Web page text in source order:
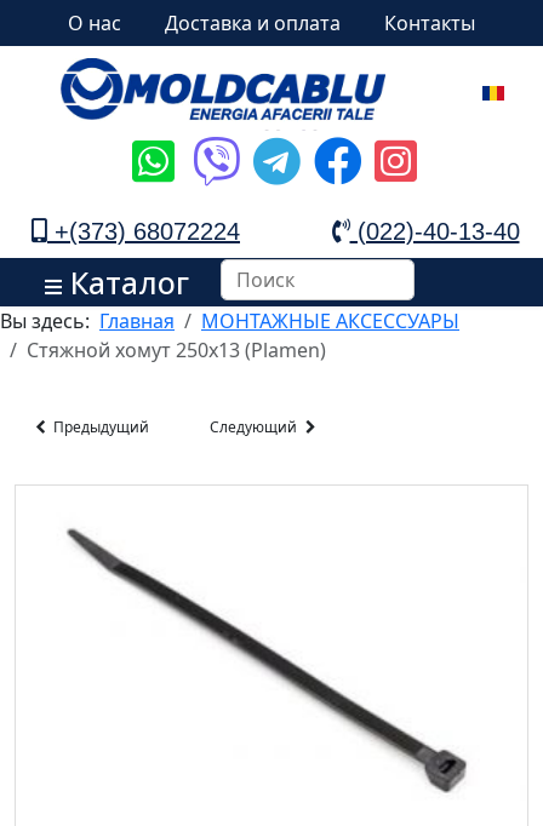
О нас Доставка и оплата Контакты
+(373) 68072224 (022)-40-13-40
Каталог
Вы здесь: Главная
МОНТАЖНЫЕ АКСЕССУАРЫ
Стяжной хомут 250x13 (Plamen)
Предыдущий Следующий